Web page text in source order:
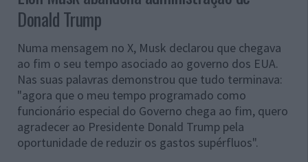
Donald Trump
Numa mensagem no X, Musk declarou que chegava
ao fim o seu tempo asociado ao governo dos EUA.
Nas suas palavras demonstrou que tudo terminava:
"agora que o meu tempo programado como
funcionário especial do Governo chega ao fim, quero
agradecer ao Presidente Donald Trump pela
oportunidade de reduzir os gastos supérfluos".